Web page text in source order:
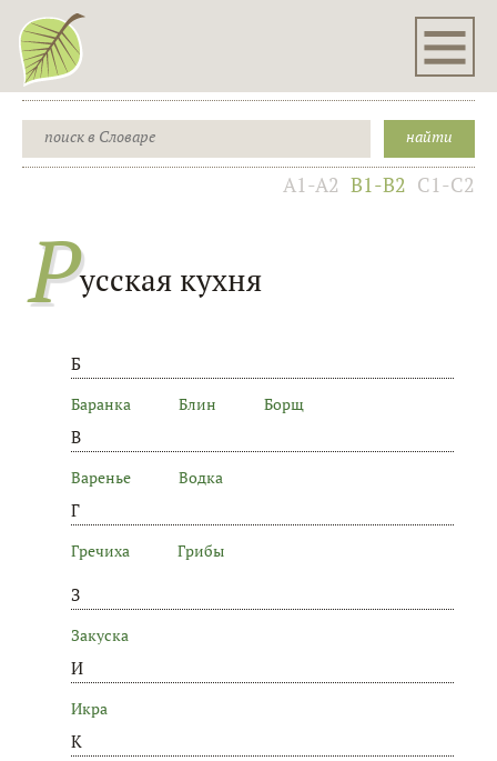
A1-A2 B1-B2 C1-C2
Русская кухня
Б
Баранка Блин Борщ
В
Варенье Водка
Г
Гречиха Грибы
З
Закуска
И
Икра
К